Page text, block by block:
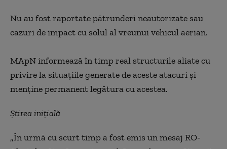
Nu au fost raportate pătrunderi neautorizate sau
cazuri de impact cu solul al vreunui vehicul aerian.
MApN informează în timp real structurile aliate cu
privire la situaţiile generate de aceste atacuri şi
menţine permanent legătura cu acestea.
Știrea inițială
„În urmă cu scurt timp a fost emis un mesaj RO-